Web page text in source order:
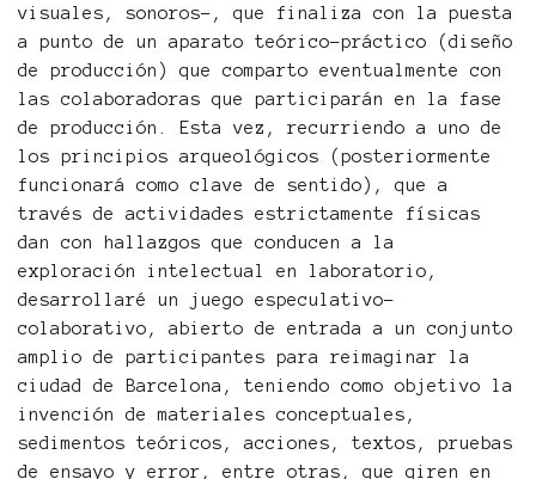
visuales, sonoros-, que finaliza con la puesta
a punto de un aparato teórico-práctico (diseño
de producción) que comparto eventualmente con
las colaboradoras que participarán en la fase
de producción. Esta vez, recurriendo a uno de
los principios arqueológicos (posteriormente
funcionará como clave de sentido), que a
través de actividades estrictamente físicas
dan con hallazgos que conducen a la
exploración intelectual en laboratorio,
desarrollaré un juego especulativo-
colaborativo, abierto de entrada a un conjunto
amplio de participantes para reimaginar la
ciudad de Barcelona, teniendo como objetivo la
invención de materiales conceptuales,
sedimentos teóricos, acciones, textos, pruebas
de ensayo y error, entre otras, que giren en